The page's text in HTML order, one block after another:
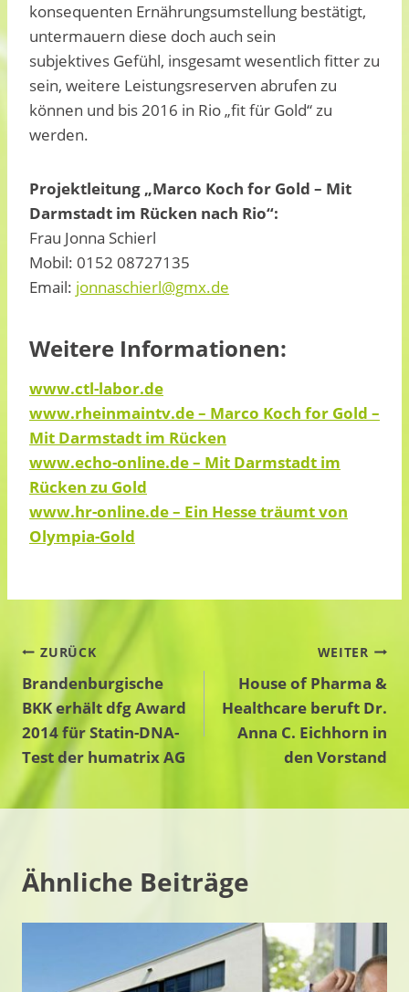
konsequenten Ernährungsumstellung bestätigt,
untermauern diese doch auch sein
subjektives Gefühl, insgesamt wesentlich fitter zu
sein, weitere Leistungsreserven abrufen zu
können und bis 2016 in Rio „fit für Gold“ zu
werden.
Projektleitung „Marco Koch for Gold – Mit
Darmstadt im Rücken nach Rio“:
Frau Jonna Schierl
Mobil: 0152 08727135
Email: jonnaschierl@gmx.de
Weitere Informationen:
www.ctl-labor.de
www.rheinmaintv.de – Marco Koch for Gold –
Mit Darmstadt im Rücken
www.echo-online.de – Mit Darmstadt im
Rücken zu Gold
www.hr-online.de – Ein Hesse träumt von
Olympia-Gold
Beitragsnavigation
ZURÜCK
Brandenburgische
BKK erhält dfg Award
2014 für Statin-DNA-
Test der humatrix AG
WEITER
House of Pharma &
Healthcare beruft Dr.
Anna C. Eichhorn in
den Vorstand
Ähnliche Beiträge